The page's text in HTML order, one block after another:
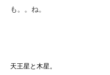
も。。ね。
天王星と木星。